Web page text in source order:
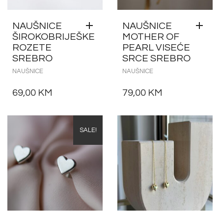
NAUŠNICE
ŠIROKOBRIJEŠKE
ROZETE
SREBRO
NAUŠNICE
69,00 KM
NAUŠNICE
MOTHER OF
PEARL VISEĆE
SRCE SREBRO
NAUŠNICE
79,00 KM
SALE!